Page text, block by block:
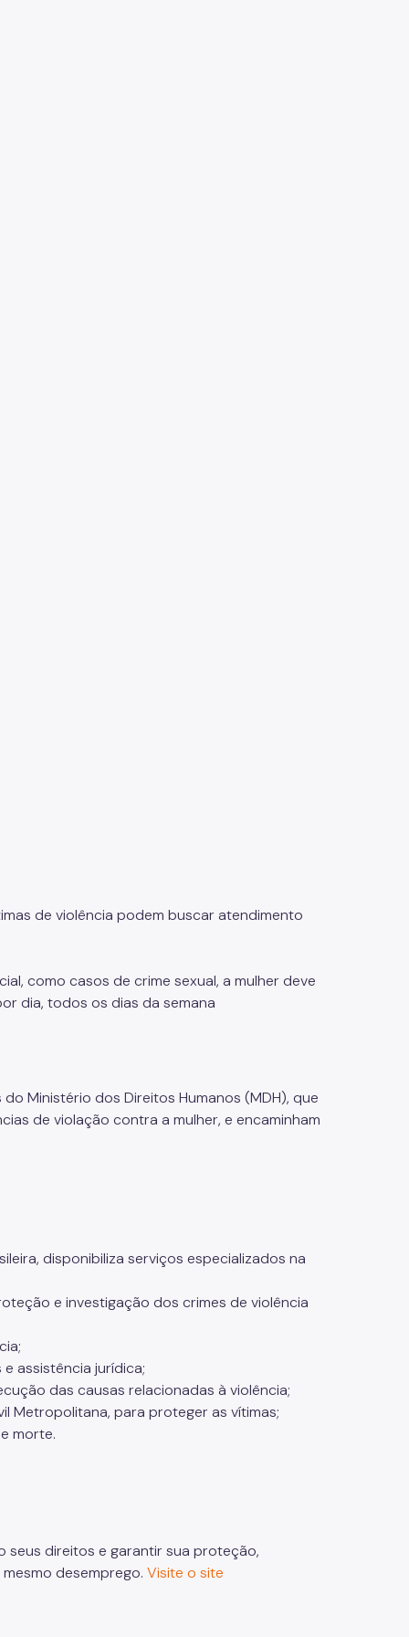
de violência podem buscar atendimento
como casos de crime sexual, a mulher deve
dia, todos os dias da semana
Ministério dos Direitos Humanos (MDH), que
de violação contra a mulher, e encaminham
disponibiliza serviços especializados na
e investigação dos crimes de violência
assistência jurídica;
das causas relacionadas à violência;
Metropolitana, para proteger as vítimas;
morte.
seus direitos e garantir sua proteção,
desemprego. Visite o site